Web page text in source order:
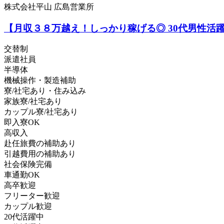
株式会社平山 広島営業所
【月収３８万越え！しっかり稼げる◎ 30代男性活
交替制
派遣社員
半導体
機械操作・製造補助
寮/社宅あり・住み込み
家族寮/社宅あり
カップル寮/社宅あり
即入寮OK
高収入
赴任旅費の補助あり
引越費用の補助あり
社会保険完備
車通勤OK
高卒歓迎
フリーター歓迎
カップル歓迎
20代活躍中